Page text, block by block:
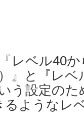
レベル40
』と『レ
う設定の
るようなレ